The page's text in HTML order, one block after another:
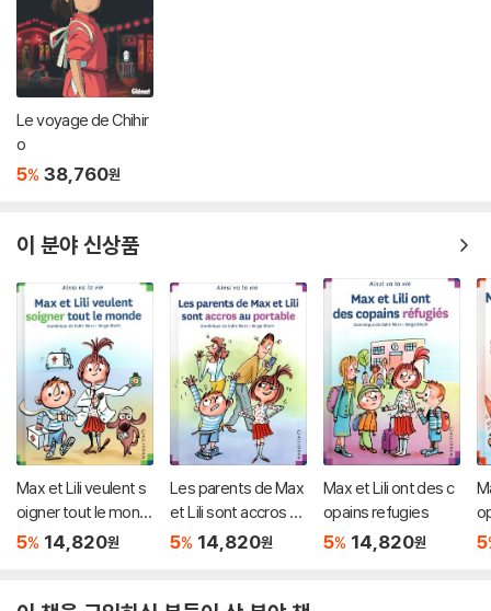
Le voyage de Chihir
o
5% 38,760원
이 분야 신상품
Max et Lili veulent s
oigner tout le mond
e
5% 14,820원
Les parents de Max
et Lili sont accros au
portable
5% 14,820원
Max et Lili ont des c
opains refugies
5% 14,820원 5